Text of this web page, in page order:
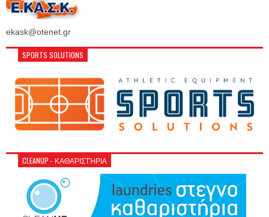
ekask@otenet.gr
SPORTS SOLUTIONS
CLEANUP - ΚΑΘΑΡΙΣΤΉΡΙΑ